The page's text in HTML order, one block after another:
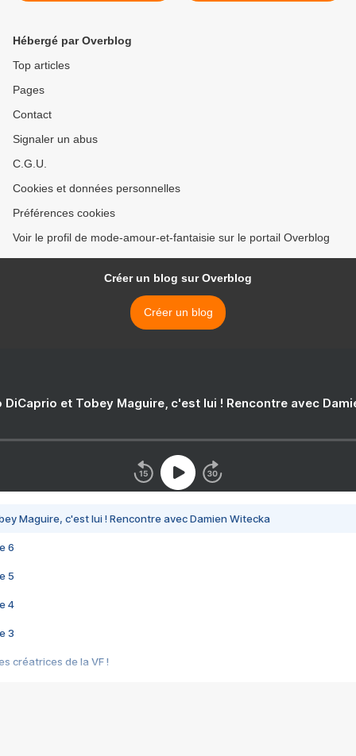
Hébergé par Overblog
Top articles
Pages
Contact
Signaler un abus
C.G.U.
Cookies et données personnelles
Préférences cookies
Voir le profil de mode-amour-et-fantaisie sur le portail Overblog
Créer un blog sur Overblog
Créer un blog
DiCaprio et Tobey Maguire, c'est lui ! Rencontre avec
Maguire, c'est lui ! Rencontre avec Damien Witecka
6
5
4
3
créatrices de la VF !